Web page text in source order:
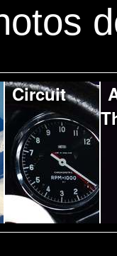
Circuit